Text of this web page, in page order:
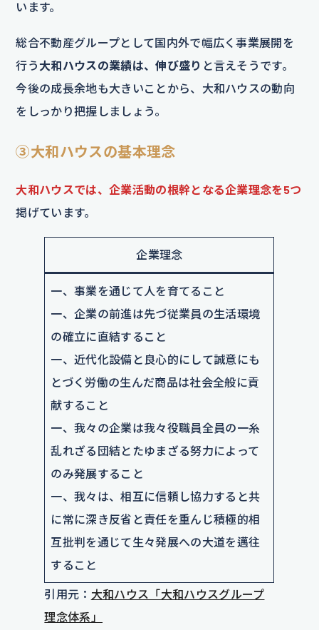
います。
総合不動産グループとして国内外で幅広く事業展開を
行う大和ハウスの業績は、伸び盛り と言えそうです。
今後の成長余地も大きいことから、大和ハウスの動向
をしっかり把握しましょう。
③大和ハウスの基本理念
大和ハウスでは、企業活動の根幹となる企業理念を5つ
掲げています。
企業理念
一、事業を通じて人を育てること
一、企業の前進は先づ従業員の生活環境
の確立に直結すること
一、近代化設備と良心的にして誠意にも
とづく労働の生んだ商品は社会全般に貢
献すること
一、我々の企業は我々役職員全員の一糸
乱れざる団結とたゆまざる努力によって
のみ発展すること
一、我々は、相互に信頼し協力すると共
に常に深き反省と責任を重んじ積極的相
互批判を通じて生々発展への大道を邁往
すること
引用元： 大和ハウス「大和ハウスグループ
理念体系」